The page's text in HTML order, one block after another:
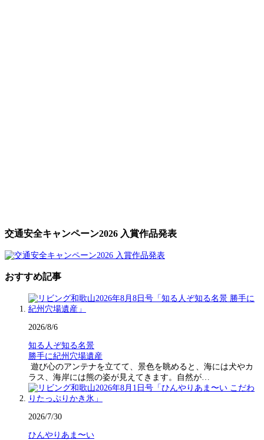
交通安全キャンペーン2026 入賞作品発表
おすすめ記事
2026/8/6
知る人ぞ知る名景
勝手に紀州穴場遺産
遊び心のアンテナを立てて、景色を眺めると、海には犬やカ
ラス、海岸には熊の姿が見えてきます。自然が…
2026/7/30
ひんやりあま〜い